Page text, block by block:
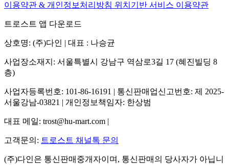
이용약관 & 개인정보처리방침 위치기반 서비스 이용약관
트로스트 앱 다운로드
상호명: (주)다인 | 대표 : 나승균
사업장소재지: 서울특별시 강남구 역삼로3길 17 (혜진빌딩 8
층)
사업자등록번호: 101-86-16191 | 통신판매업신고번호: 제 2025-
서울강남-03821 | 개인정보책임자: 한상범
대표 메일: trost@hu-mart.com |
고객문의: 트로스트 채널톡 문의
(주)다인은 통신판매중개자이며, 통신판매의 당사자가 아닙니